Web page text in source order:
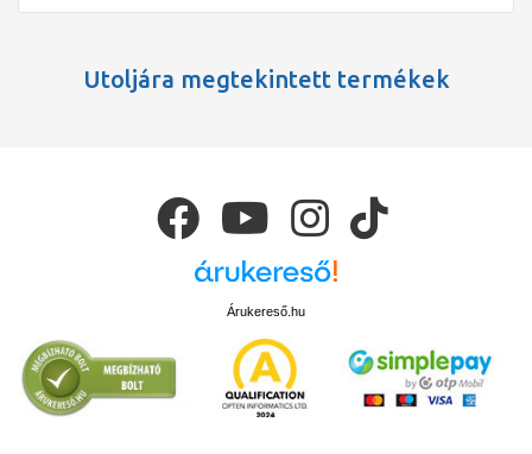
Utoljára megtekintett termékek
Árukereső.hu